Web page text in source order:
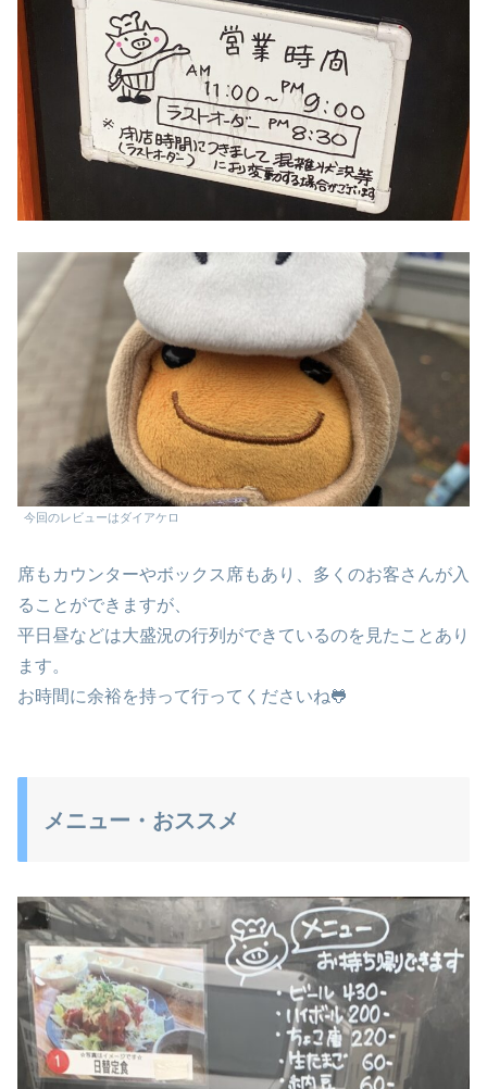
今回のレビューはダイアケロ
席もカウンターやボックス席もあり、多くのお客さんが入
ることができますが、
平日昼などは大盛況の行列ができているのを見たことあり
ます。
お時間に余裕を持って行ってくださいね🐸
メニュー・おススメ